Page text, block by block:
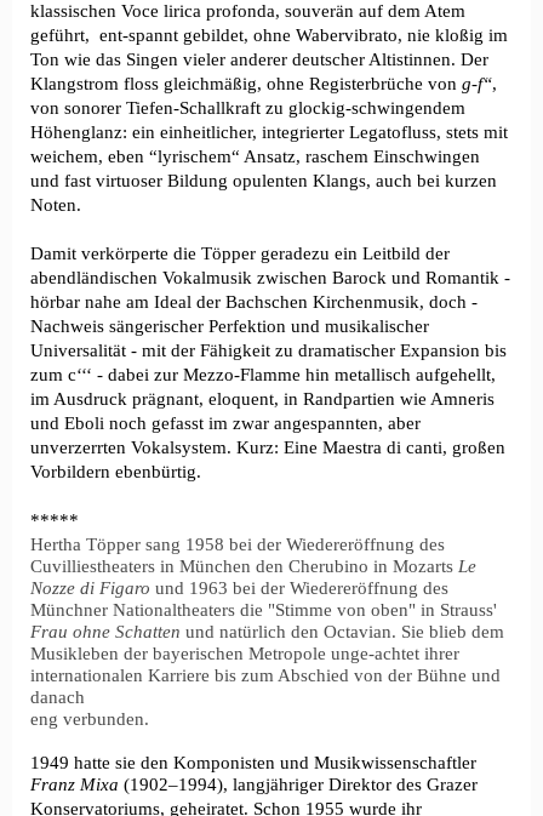
klassischen Voce lirica profonda, souverän auf dem Atem
geführt, ent-spannt gebildet, ohne Wabervibrato, nie kloßig im
Ton wie das Singen vieler anderer deutscher Altistinnen. Der
Klangstrom floss gleichmäßig, ohne Registerbrüche von g-f‘‘,
von sonorer Tiefen-Schallkraft zu glockig-schwingendem
Höhenglanz: ein einheitlicher, integrierter Legatofluss, stets mit
weichem, eben “lyrischem“ Ansatz, raschem Einschwingen
und fast virtuoser Bildung opulenten Klangs, auch bei kurzen
Noten.
Damit verkörperte die Töpper geradezu ein Leitbild der
abendländischen Vokalmusik zwischen Barock und Romantik -
hörbar nahe am Ideal der Bachschen Kirchenmusik, doch -
Nachweis sängerischer Perfektion und musikalischer
Universalität - mit der Fähigkeit zu dramatischer Expansion bis
zum c‘‘‘ - dabei zur Mezzo-Flamme hin metallisch aufgehellt,
im Ausdruck prägnant, eloquent, in Randpartien wie Amneris
und Eboli noch gefasst im zwar angespannten, aber
unverzerrten Vokalsystem. Kurz: Eine Maestra di canti, großen
Vorbildern ebenbürtig.
*****
Hertha Töpper sang 1958 bei der Wiedereröffnung des
Cuvilliestheaters in München den Cherubino in Mozarts Le
Nozze di Figaro und 1963 bei der Wiedereröffnung des
Münchner Nationaltheaters die "Stimme von oben" in Strauss'
Frau ohne Schatten und natürlich den Octavian. Sie blieb dem
Musikleben der bayerischen Metropole unge-achtet ihrer
internationalen Karriere bis zum Abschied von der Bühne und
danach
eng verbunden.
1949 hatte sie den Komponisten und Musikwissenschaftler
Franz Mixa (1902–1994), langjähriger Direktor des Grazer
Konservatoriums, geheiratet. Schon 1955 wurde ihr